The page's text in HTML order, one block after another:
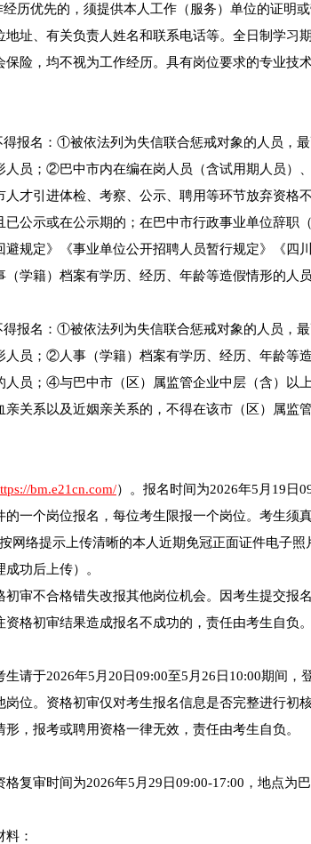
历优先的，须提供本人工作（服务）单位的证明
址、有关负责人姓名和联系电话等。全日制学习
险，均不视为工作经历。具有岗位要求的专业技
报名：①被依法列为失信联合惩戒对象的人员，
员；②巴中市内在编在岗人员（含试用期人员）
才引进体检、考察、公示、聘用等环节放弃资格
公示或在公示期的；在巴中市行政事业单位辞职
规定》《事业单位公开招聘人员暂行规定》《四
学籍）档案有学历、经历、年龄等造假情形的人
报名：①被依法列为失信联合惩戒对象的人员，
人员；②人事（学籍）档案有学历、经历、年龄等
员；④与巴中市（区）属监管企业中层（含）以
亲关系以及近姻亲关系的，不得在该市（区）属
bm.e21cn.com/）。报名时间为2026年5月19日
一个岗位报名，每位考生限报一个岗位。考生须
网络提示上传清晰的本人近期免冠正面证件电子
功后上传）。
审不合格错失改报其他岗位机会。因考生提交报
格初审结果造成报名不成功的，责任由考生自负。
请于2026年5月20日09:00至5月26日10:00期间，
位。资格初审仅对考生报名信息是否完整进行初
，报考或聘用资格一律无效，责任由考生自负。
复审时间为2026年5月29日09:00-17:00，地点为
：